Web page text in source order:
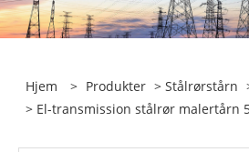
Hjem > Produkter >Stålrørstårn
> El-transmission stålrør malertårn